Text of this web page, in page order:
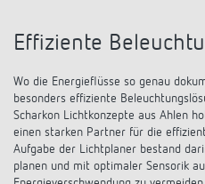
Effiziente
Wo die Energieflüsse so genau
besonders effiziente
Scharkon Lichtkonzepte aus Ahlen
einen starken Partner für die
Aufgabe der Lichtplaner bestand
planen und mit optimaler Sensorik